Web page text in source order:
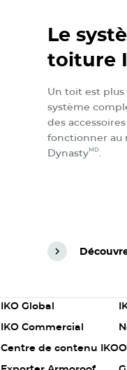
Le
toiture
Un toit est plus
système
des
fonctionner au
DynastyMD.
Column
1
IKO Global
IKO Commercial
Centre de contenu IKO
2